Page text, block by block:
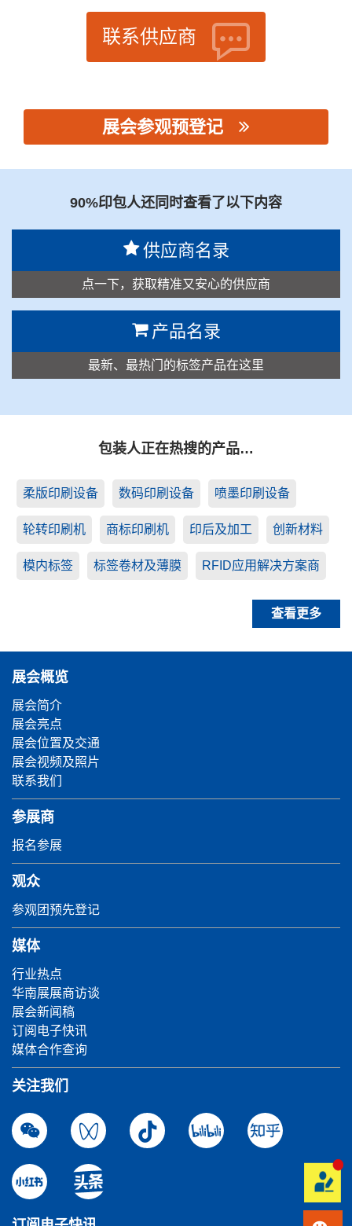
联系供应商
展会参观预登记
90%印包人还同时查看了以下内容
供应商名录
点一下，获取精准又安心的供应商
产品名录
最新、最热门的标签产品在这里
包装人正在热搜的产品…
柔版印刷设备 数码印刷设备 喷墨印刷设备
轮转印刷机 商标印刷机 印后及加工 创新材料
模内标签 标签卷材及薄膜 RFID应用解决方案商
查看更多
展会概览
展会简介
展会亮点
展会位置及交通
展会视频及照片
联系我们
参展商
报名参展
观众
参观团预先登记
媒体
行业热点
华南展展商访谈
展会新闻稿
订阅电子快讯
媒体合作查询
关注我们